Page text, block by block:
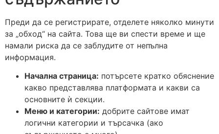
Преди да се регистрирате, отделете няколко минути
за „обход“ на сайта. Това ще ви спести време и ще
намали риска да се заблудите от непълна
информация.
Начална страница: потърсете кратко обяснение
какво представлява платформата и какви са
основните ѝ секции.
Меню и категории: добрите сайтове имат
логични категории и търсачка (ако